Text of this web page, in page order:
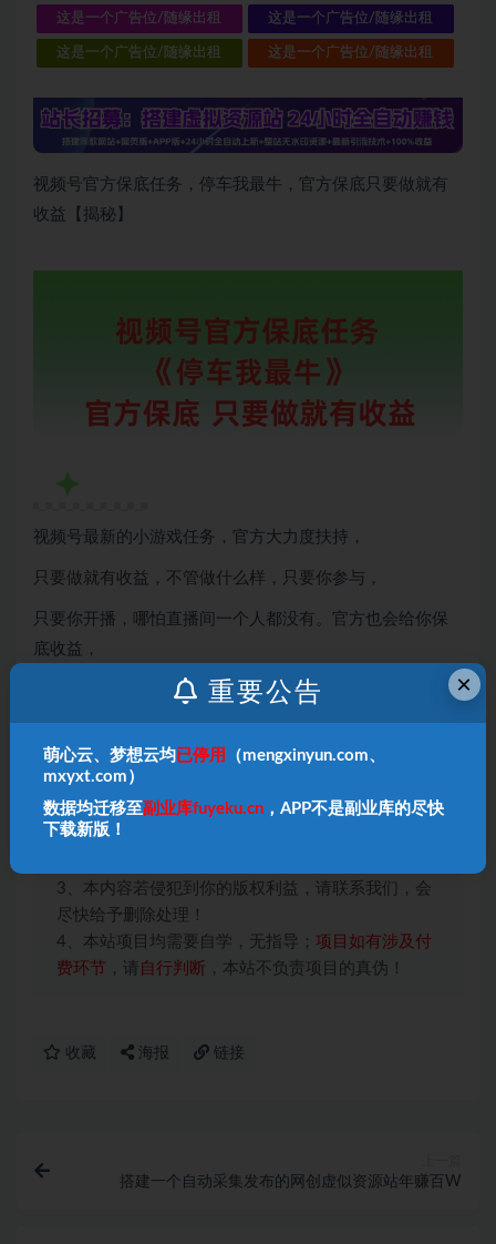
这是一个广告位/随缘出租 这是一个广告位/随缘出租
这是一个广告位/随缘出租 这是一个广告位/随缘出租
视频号官方保底任务，停车我最牛，官方保底只要做就有
收益【揭秘】
视频号最新的小游戏任务，官方大力度扶持，
只要做就有收益，不管做什么样，只要你参与，
只要你开播，哪怕直播间一个人都没有。官方也会给你保
底收益，
每个人现在不要错过这个机会，撸一波官方的羊毛，全民
可做!
本站声明：
1、本内容转载于网络，版权归原作者所有！
2、本站仅提供信息存储空间服务，不拥有所有权，
3、本内容若侵犯到你的版权利益，请联系我们，会
尽快给予删除处理！
4、本站项目均需要自学，无指导； 项目如有涉及付
费环节 ，请 自行判断 ，本站不负责项目的真伪！
收藏 海报 链接
搭建一个自动采集发布的网创虚似资源站年赚百W
×
重要公告
萌心云、梦想云均 已停用
（mengxinyun.com、
mxyxt.com）
数据均迁移至副业库fuyeku.cn ，APP不是副业库的尽快
下载新版！